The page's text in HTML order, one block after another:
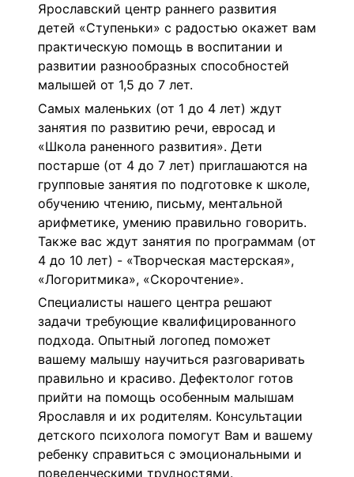
Ярославский центр раннего развития
детей «Ступеньки» с радостью окажет вам
практическую помощь в воспитании и
развитии разнообразных способностей
малышей от 1,5 до 7 лет.
Самых маленьких (от 1 до 4 лет) ждут
занятия по развитию речи, евросад и
«Школа раненного развития». Дети
постарше (от 4 до 7 лет) приглашаются на
групповые занятия по подготовке к школе,
обучению чтению, письму, ментальной
арифметике, умению правильно говорить.
Также вас ждут занятия по программам (от
4 до 10 лет) - «Творческая мастерская»,
«Логоритмика», «Скорочтение».
Специалисты нашего центра решают
задачи требующие квалифицированного
подхода. Опытный логопед поможет
вашему малышу научиться разговаривать
правильно и красиво. Дефектолог готов
прийти на помощь особенным малышам
Ярославля и их родителям. Консультации
детского психолога помогут Вам и вашему
ребенку справиться с эмоциональными и
поведенческими трудностями.